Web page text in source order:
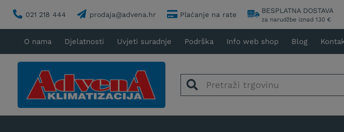
021 218 444 prodaja@advena.hr Plaćanje na rate
BESPLATNA DOSTAVA
za narudžbe iznad 130 €
O nama Djelatnosti Uvjeti suradnje Podrška Info web shop Blog